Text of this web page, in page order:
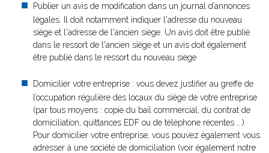
Publier un avis de modification dans un journal d’annonces
légales. Il doit notamment indiquer l'adresse du nouveau
siège et l'adresse de l'ancien siège. Un avis doit être publié
dans le ressort de l'ancien siège et un avis doit également
être publié dans le ressort du nouveau siège
Domicilier votre entreprise : vous devez justifier au greffe de
l’occupation régulière des locaux du siège de votre entreprise
(par tous moyens : copie du bail commercial, du contrat de
domiciliation, quittances EDF ou de téléphone récentes ...).
Pour domicilier votre entreprise, vous pouvez également vous
adresser à une société de domiciliation (voir également notre